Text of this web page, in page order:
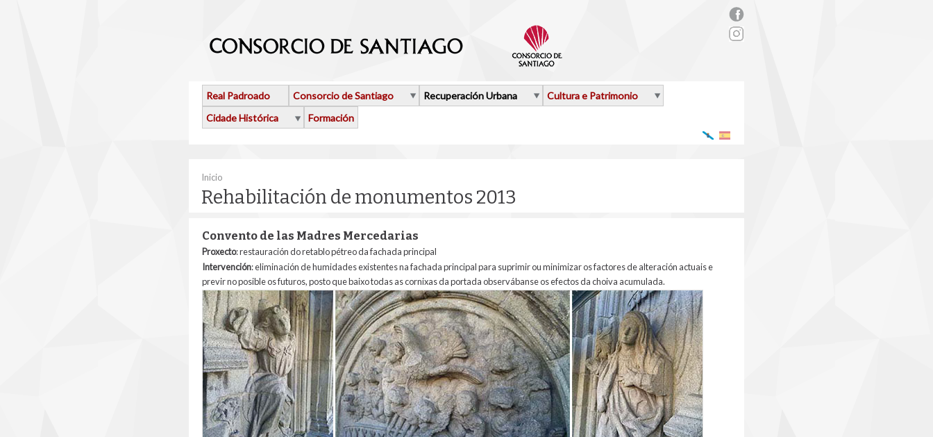
rs_facebook.png
Real Padroado Consorcio de Santiago Recuperación Urbana
Cultura e Patrimonio
Cidade Histórica
Formación
Vostede está aquí
Inicio
Rehabilitación de monumentos 2013
Convento de las Madres Mercedarias
Proxecto: restauración do retablo pétreo da fachada principal
Intervención: eliminación de humidades existentes na fachada principal para suprimir ou minimizar os factores de alteración actuais e
previr no posible os futuros, posto que baixo todas as cornixas da portada observábanse os efectos da choiva acumulada.
mercedarias.jpg